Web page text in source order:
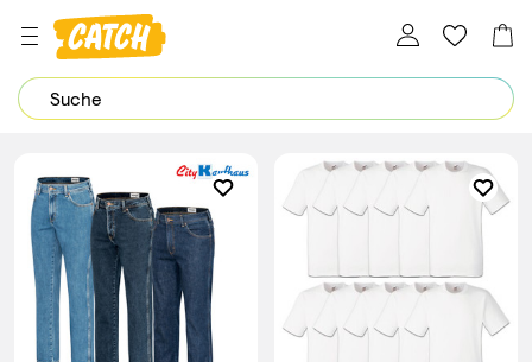
Dein Password wurde erfolgreich geändert.